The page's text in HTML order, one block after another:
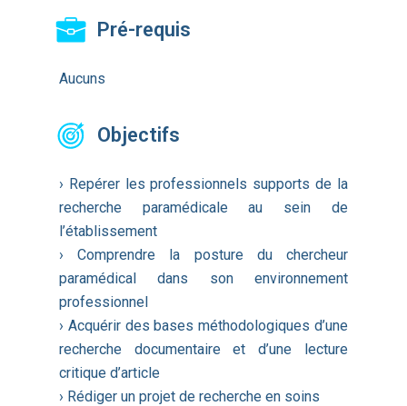
Pré-requis
Aucuns
Objectifs
› Repérer les professionnels supports de la
recherche paramédicale au sein de
l’établissement
› Comprendre la posture du chercheur
paramédical dans son environnement
professionnel
› Acquérir des bases méthodologiques d’une
recherche documentaire et d’une lecture
critique d’article
› Rédiger un projet de recherche en soins